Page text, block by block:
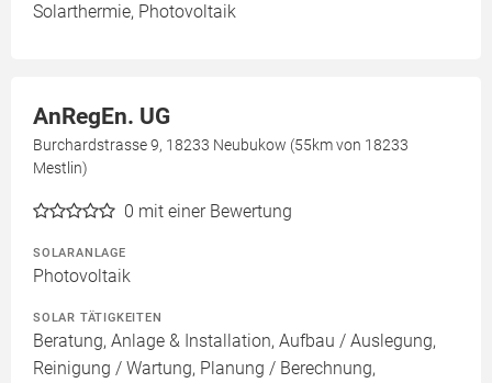
Solarthermie, Photovoltaik
AnRegEn. UG
Burchardstrasse 9, 18233 Neubukow (55km von 18233
Mestlin)
0 mit einer Bewertung
SOLARANLAGE
Photovoltaik
SOLAR TÄTIGKEITEN
Beratung, Anlage & Installation, Aufbau / Auslegung,
Reinigung / Wartung, Planung / Berechnung,